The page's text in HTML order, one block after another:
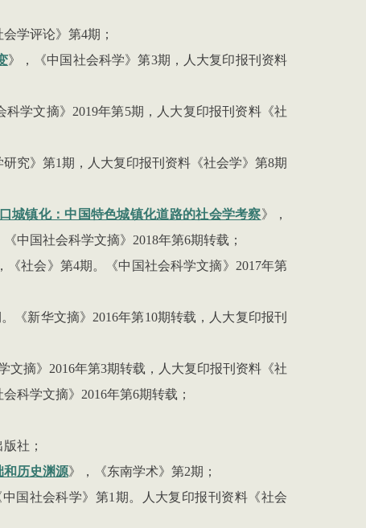
会学评论》第4期；
》，《中国社会科学》第3期，人大复印报刊资料
科学文摘》 2019年第5期，人大复印报刊资料《社
研究》第1期，人大复印报刊资料《社会学》第8期
城镇化：中国特色城镇化道路的社会学考察》，
中国社会科学文摘》 2018年第6期转载；
《社会》第4期。《中国社会科学文摘》 2017年第
《新华文摘》 2016年第10期转载，人大复印报刊
文摘》 2016年第3期转载，人大复印报刊资料《社
科学文摘》 2016年第6期转载；
社；
和历史渊源》，《东南学术》第2期；
中国社会科学》第1 期。人大复印报刊资料《社会